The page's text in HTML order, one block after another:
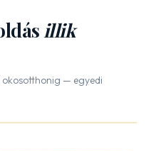
illik
— egyedi